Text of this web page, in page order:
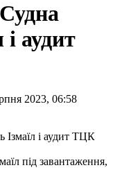
аудит
2023, 06:58
під завантаження,